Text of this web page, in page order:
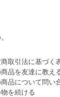
取引法に基づく
商品を友達に教え
商品について問い
を続ける